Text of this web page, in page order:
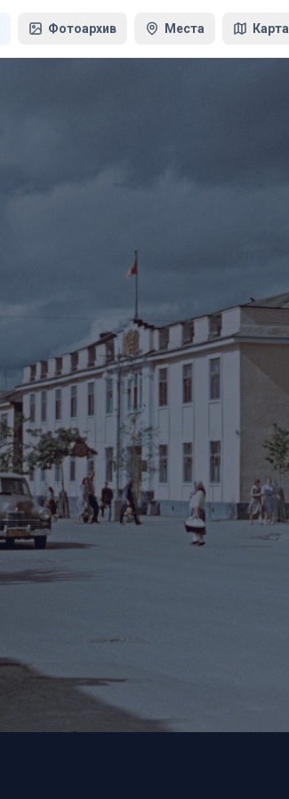
Фотоархив Места Карта